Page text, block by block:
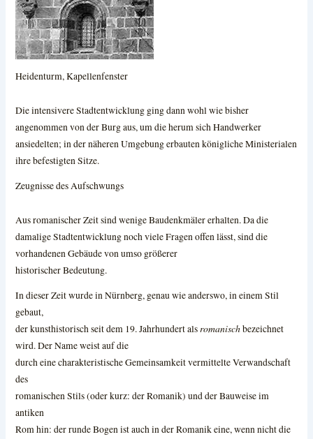
Heidenturm, Kapellenfenster
Die intensivere Stadtentwicklung ging dann wohl wie bisher
angenommen von der Burg aus, um die herum sich Handwerker
ansiedelten; in der näheren Umgebung erbauten königliche Ministerialen
ihre befestigten Sitze.
Zeugnisse des Aufschwungs
Aus romanischer Zeit sind wenige Baudenkmäler erhalten. Da die
damalige Stadtentwicklung noch vieleFragen offen lässt, sind die
vorhandenen Gebäude von umso größerer
historischer Bedeutung.
In dieser Zeit wurde in Nürnberg, genau wie anderswo, in einem Stil
gebaut,
der kunsthistorisch seit dem 19. Jahrhundert alsromanischbezeichnet
wird. Der Name weist auf die
durch eine charakteristische Gemeinsamkeit vermittelte Verwandschaft
des
romanischen Stils (oder kurz: der Romanik) und der Bauweise im
antiken
Rom hin: der runde Bogen ist auch in der Romanik eine, wenn nicht die